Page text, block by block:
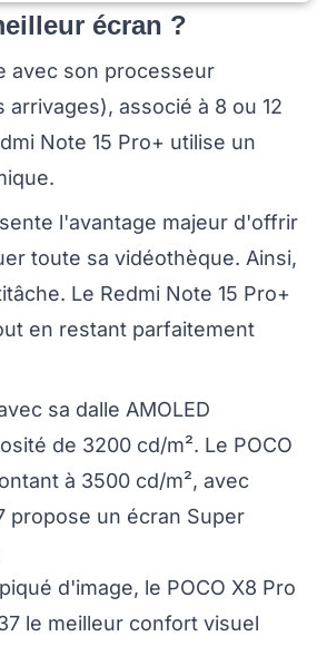
écran ?
avec son processeur
associé à 8 ou 12
Note 15 Pro+ utilise un
l'avantage majeur d'offrir
toute sa vidéothèque. Ainsi,
Le Redmi Note 15 Pro+
en restant parfaitement
sa dalle AMOLED
de 3200 cd/m². Le POCO
à 3500 cd/m², avec
propose un écran Super
d'image, le POCO X8 Pro
le meilleur confort visuel